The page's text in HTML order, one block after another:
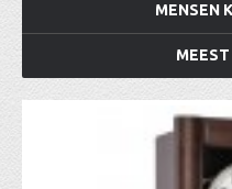
MENSEN